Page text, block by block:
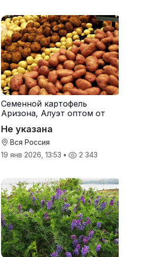
Семенной картофель
Аризона, Алуэт оптом от
Не указана
Вся Россия
19 янв 2026, 13:53 • 2 343